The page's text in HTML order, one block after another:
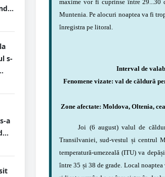
s-
a
maxime vor fi cuprinse între 29...30
Muntenia. Pe alocuri noaptea va fi
înregistra pe litoral.
Interval de
Fenomene vizate: val de căldură
Zone afectate: Moldova, Oltenia,
Joi (6 august) valul de căldură
Transilvaniei, sud-vestul și centrul
temperatură-umezeală (ITU) va
între 35 și 38 de grade. Local